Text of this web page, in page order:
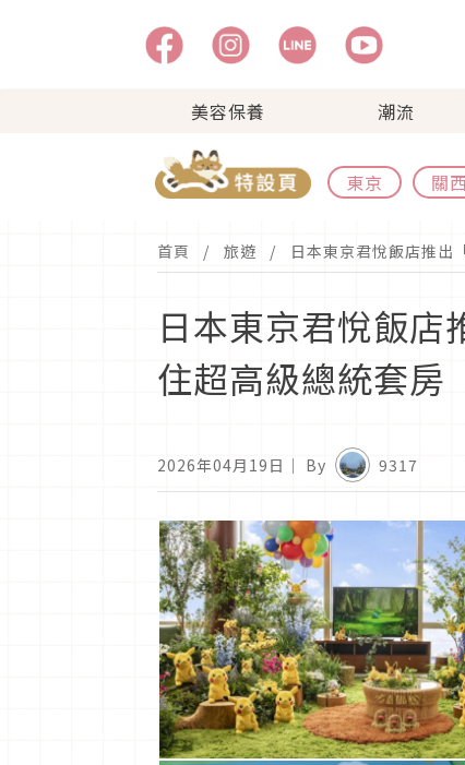
美容保養 潮流
東京 關
首頁 旅遊 日本東京君悅飯店推出
日本東京君悅飯店
住超高級總統套房
2026年04月19日 ｜ By 9317